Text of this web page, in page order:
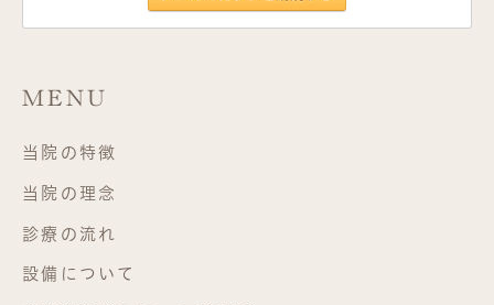
MENU
当院の特徴
当院の理念
診療の流れ
設備について